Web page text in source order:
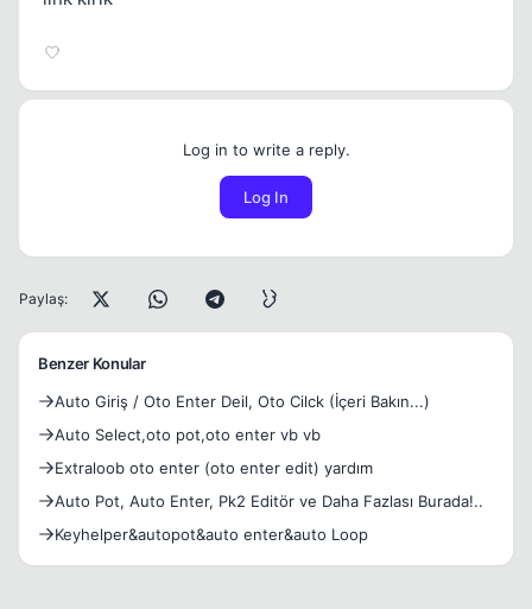
Log in to write a reply.
Log In
Paylaş:
Benzer Konular
Auto Giriş / Oto Enter Deil, Oto Cilck (İçeri Bakın...)
Auto Select,oto pot,oto enter vb vb
Extraloob oto enter (oto enter edit) yardım
Auto Pot, Auto Enter, Pk2 Editör ve Daha Fazlası Burada!..
Keyhelper&autopot&auto enter&auto Loop